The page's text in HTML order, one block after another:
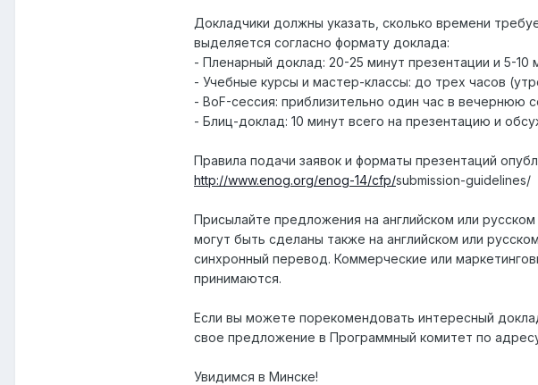
Докладчики должны указать, сколько времени
выделяется согласно формату доклада:
- Пленарный доклад: 20-25 минут презентации и 5-10
- Учебные курсы и мастер-классы: до трех часов
- BoF-сессия: приблизительно один час в вечернюю
- Блиц-доклад: 10 минут всего на презентацию и
Правила подачи заявок и форматы презентаций
http://www.enog.org/enog-14/cfp/submission-guidelines/
Присылайте предложения на английском или
могут быть сделаны также на английском или
синхронный перевод. Коммерческие или
принимаются.
Если вы можете порекомендовать интересный
свое предложение в Программный комитет по
Увидимся в Минске!